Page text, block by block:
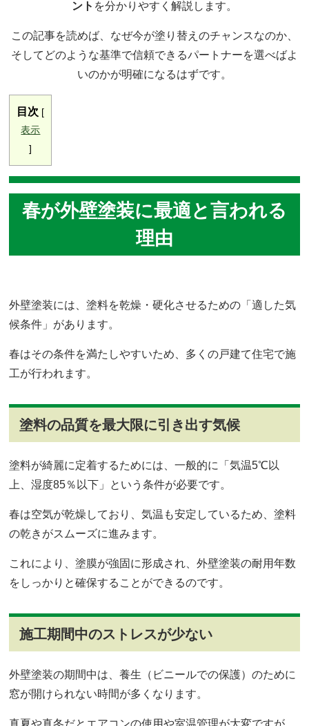
ント を分かりやすく解説します。
この記事を読めば、なぜ今が塗り替えのチャンスなのか、
そしてどのような基準で信頼できるパートナーを選べばよ
いのかが明確になるはずです。
目次 [
表示
]
春が外壁塗装に最適と言われる
理由
外壁塗装には、塗料を乾燥・硬化させるための「適した気
候条件」があります。
春はその条件を満たしやすいため、多くの戸建て住宅で施
工が行われます。
塗料の品質を最大限に引き出す気候
塗料が綺麗に定着するためには、一般的に「気温5℃以
上、湿度85％以下」という条件が必要です。
春は空気が乾燥しており、気温も安定しているため、塗料
の乾きがスムーズに進みます。
これにより、塗膜が強固に形成され、外壁塗装の耐用年数
をしっかりと確保することができるのです。
施工期間中のストレスが少ない
外壁塗装の期間中は、養生（ビニールでの保護）のために
窓が開けられない時間が多くなります。